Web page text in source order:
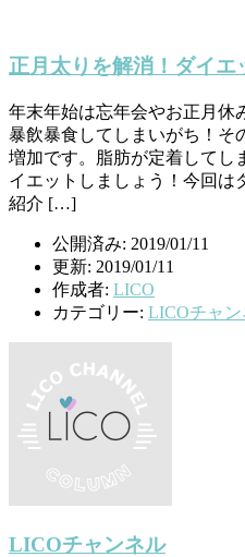
正月太りを解消！ダイエ
年末年始は忘年会やお正月休
暴飲暴食してしまいがち！そ
増加です。脂肪が定着してし
イエットしましょう！今回は
紹介 […]
公開済み: 2019/01/11
更新: 2019/01/11
作成者: LICO
カテゴリー: LICOチャ
LICOチャンネル